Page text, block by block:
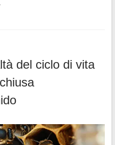
del ciclo di vita